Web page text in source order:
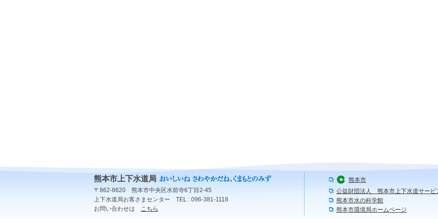
熊本市
公益財団法人 熊本市上下水道サービ
熊本市水の科学館
熊本市環境局ホームページ
熊本市上下水道局
〒862-8620 熊本市中央区水前寺6丁目2-45
上下水道局お客さまセンター TEL : 096-381-1118
お問い合わせは こちら